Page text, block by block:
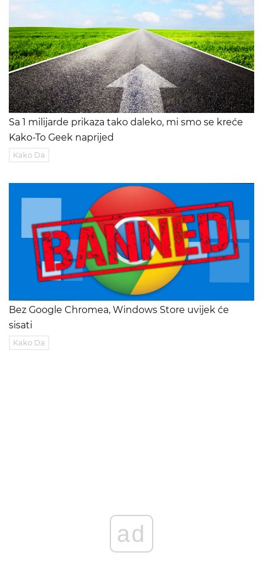
Sa 1 milijarde prikaza tako daleko, mi smo se kreće
Kako-To Geek naprijed
Kako Da
Bez Google Chromea, Windows Store uvijek će
sisati
Kako Da
ad